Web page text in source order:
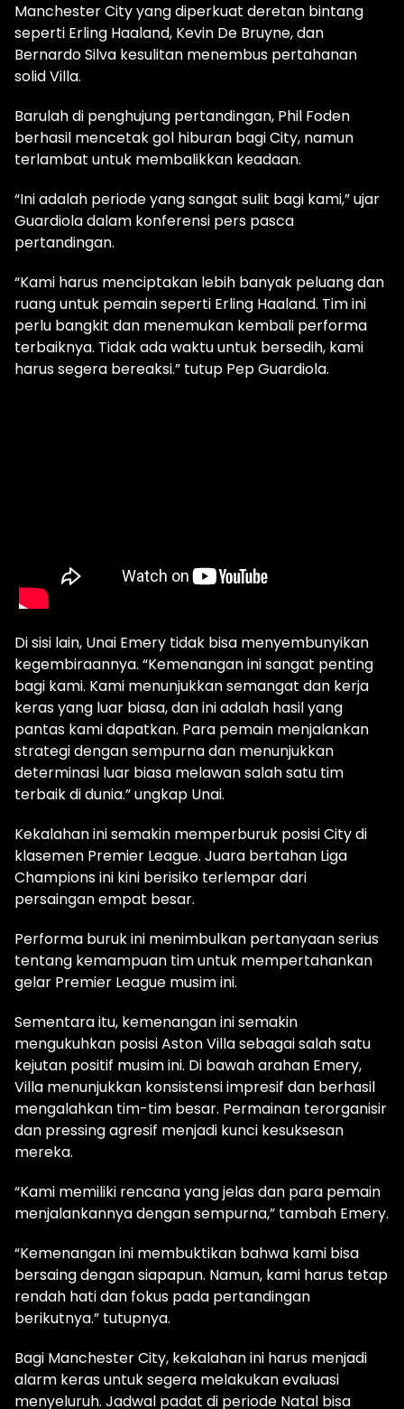
Manchester City yang diperkuat deretan bintang
seperti Erling Haaland, Kevin De Bruyne, dan
Bernardo Silva kesulitan menembus pertahanan
solid Villa.
Barulah di penghujung pertandingan, Phil Foden
berhasil mencetak gol hiburan bagi City, namun
terlambat untuk membalikkan keadaan.
“Ini adalah periode yang sangat sulit bagi kami,” ujar
Guardiola dalam konferensi pers pasca
pertandingan.
“Kami harus menciptakan lebih banyak peluang dan
ruang untuk pemain seperti Erling Haaland. Tim ini
perlu bangkit dan menemukan kembali performa
terbaiknya. Tidak ada waktu untuk bersedih, kami
harus segera bereaksi.” tutup Pep Guardiola.
Di sisi lain, Unai Emery tidak bisa menyembunyikan
kegembiraannya. “Kemenangan ini sangat penting
bagi kami. Kami menunjukkan semangat dan kerja
keras yang luar biasa, dan ini adalah hasil yang
pantas kami dapatkan. Para pemain menjalankan
strategi dengan sempurna dan menunjukkan
determinasi luar biasa melawan salah satu tim
terbaik di dunia.” ungkap Unai.
Kekalahan ini semakin memperburuk posisi City di
klasemen Premier League. Juara bertahan Liga
Champions ini kini berisiko terlempar dari
persaingan empat besar.
Performa buruk ini menimbulkan pertanyaan serius
tentang kemampuan tim untuk mempertahankan
gelar Premier League musim ini.
Sementara itu, kemenangan ini semakin
mengukuhkan posisi Aston Villa sebagai salah satu
kejutan positif musim ini. Di bawah arahan Emery,
Villa menunjukkan konsistensi impresif dan berhasil
mengalahkan tim-tim besar. Permainan terorganisir
dan pressing agresif menjadi kunci kesuksesan
mereka.
“Kami memiliki rencana yang jelas dan para pemain
menjalankannya dengan sempurna,” tambah Emery.
“Kemenangan ini membuktikan bahwa kami bisa
bersaing dengan siapapun. Namun, kami harus tetap
rendah hati dan fokus pada pertandingan
berikutnya.” tutupnya.
Bagi Manchester City, kekalahan ini harus menjadi
alarm keras untuk segera melakukan evaluasi
menyeluruh. Jadwal padat di periode Natal bisa